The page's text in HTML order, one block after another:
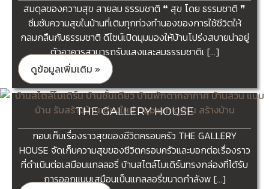
สมดุลของความสุข สายลม ธรรมชาติ ❝ สุข โดย ธรรมชาติ ❞
ซึมซับความสุขในบ้านที่เติมทุกท่วงทำนองของการใช้ชีวิตให้
กลมกลืนกับธรรมชาติ ดีไซน์เปิดมุมมองให้บ้านโปร่งสบายน่าอยู่
ตัวอาคารสามารถรับแสงและลมธรรมชาติเ […]
ดูข้อมูลเพิ่มเติม »
THE GALLERY HOUSE
กอบเก็บเรื่องราวสุขของชีวิตครอบครัว THE GALLERY
HOUSE จัดเก็บความสุขของชีวิตครอบครัวและบอกต่อเรื่องราว
ที่ดำเนินต่อเสมือนแกลลอรี่ บ้านสไตล์โมเดิร์นทรงกล่องที่ได้รับ
การออกแบบเสมือนเป็นแกลลอรี่ขนาดกำลังพ […]